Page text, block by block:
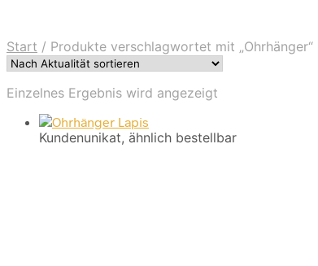
Start / Produkte verschlagwortet mit „Ohrhänger“
Einzelnes Ergebnis wird angezeigt
Kundenunikat, ähnlich bestellbar